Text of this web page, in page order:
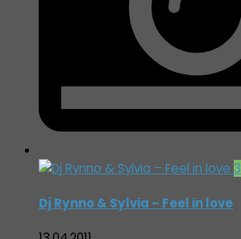
3
Dj Rynno & Sylvia – Feel in love